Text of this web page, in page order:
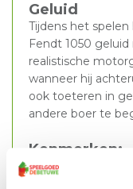
Geluid
Tijdens het
Fendt 1050
realistische
wanneer hij
ook toeteren in
andere boer te
Kenmerken:
2.4GHz